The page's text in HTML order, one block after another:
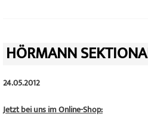
HÖRMANN
24.05.2012
Jetzt bei uns im Online-Shop: